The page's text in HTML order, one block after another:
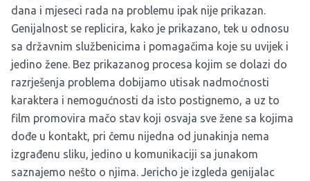
dana i mjeseci rada na problemu ipak nije prikazan.
Genijalnost se replicira, kako je prikazano, tek u odnosu
sa državnim službenicima i pomagačima koje su uvijek i
jedino žene. Bez prikazanog procesa kojim se dolazi do
razrješenja problema dobijamo utisak nadmoćnosti
karaktera i nemogućnosti da isto postignemo, a uz to
film promovira mačo stav koji osvaja sve žene sa kojima
dođe u kontakt, pri čemu nijedna od junakinja nema
izgrađenu sliku, jedino u komunikaciji sa junakom
saznajemo nešto o njima. Jericho je izgleda genijalac